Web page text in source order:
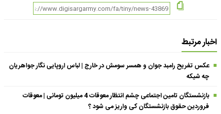
اخبار مرتبط
عکس تفریح رامبد جوان و همسر سومش در خارج | لباس اروپایی نگار جواهریان
چه شیکه
بازنشستگان تامین اجتماعی چشم انتظار معوقات 4 میلیون تومانی | معوقات
فروردین حقوق بازنشستگان کی واریز می شود ؟